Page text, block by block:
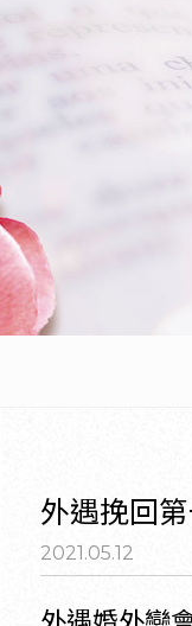
外遇挽回
2021.05.12